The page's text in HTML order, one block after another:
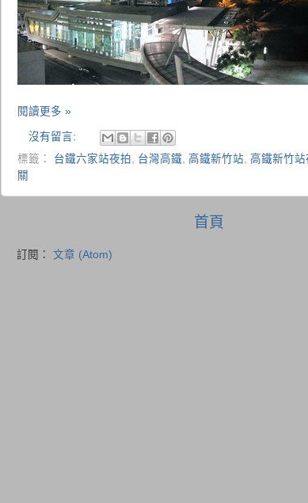
閱讀更多 »
沒有留言:
標籤： 台鐵六家站夜拍 台灣高鐵 高鐵新竹站 高鐵新竹站
關
首頁
訂閱： 文章 (Atom)